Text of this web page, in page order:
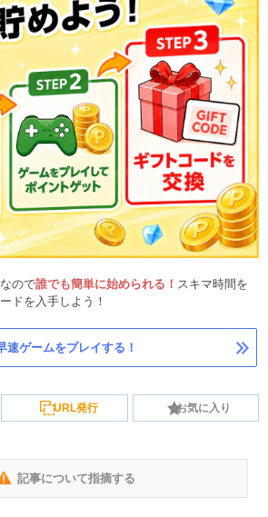
ので誰でも簡単に始められる！ スキマ時間を
ドを入手しよう！
速ゲームをプレイする！
URL発行 お気に入り
記事について指摘する